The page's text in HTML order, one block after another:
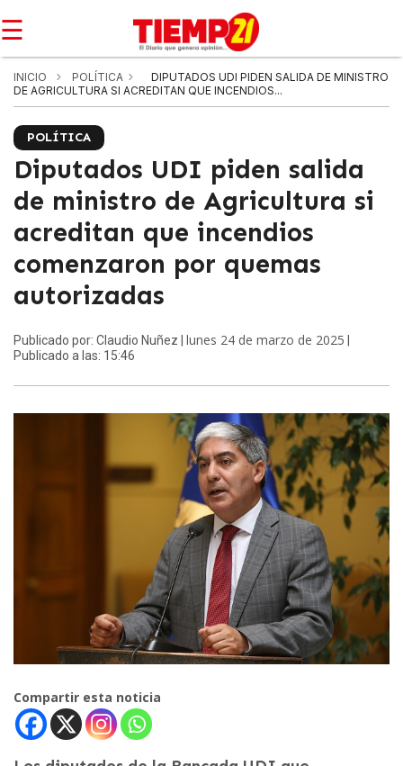
☰
INICIO POLÍTICA
DIPUTADOS UDI PIDEN SALIDA DE MINISTRO
DE AGRICULTURA SI ACREDITAN QUE INCENDIOS...
POLÍTICA
Diputados UDI piden salida
de ministro de Agricultura si
acreditan que incendios
comenzaron por quemas
autorizadas
Publicado por: Claudio Nuñez | lunes 24 de marzo de 2025
Publicado a las: 15:46
Compartir esta noticia